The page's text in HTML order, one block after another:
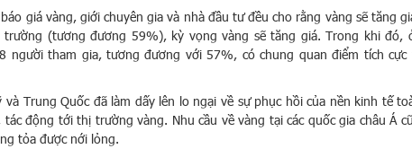
giá vàng, giới chuyên gia và nhà đầu tư đều cho rằng vàng sẽ tăng
(tương đương 59%), kỳ vọng vàng sẽ tăng giá. Trong khi đó,
người tham gia, tương đương với 57%, có chung quan điểm tích cực
Trung Quốc đã làm dấy lên lo ngại về sự phục hồi của nền kinh tế
động tới thị trường vàng. Nhu cầu về vàng tại các quốc gia châu Á
tỏa được nới lỏng.